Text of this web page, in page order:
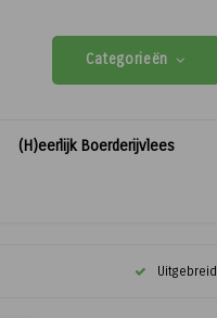
Categorieën
(H)eerlijk Boerderijvlees